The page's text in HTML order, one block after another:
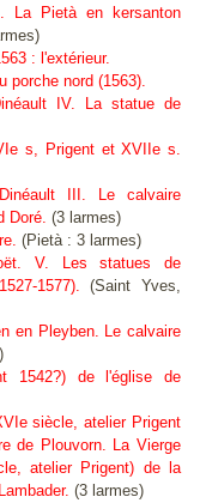
La Pietà en kersanton
: l'extérieur.
porche nord (1563).
IV. La statue de
s, Prigent et XVIIe s.
III. Le calvaire
Doré. (3 larmes)
(Pietà : 3 larmes)
V. Les statues de
1577). (Saint Yves,
en Pleyben. Le calvaire
1542?) de l'église de
siècle, atelier Prigent
de Plouvorn. La Vierge
atelier Prigent) de la
(3 larmes)